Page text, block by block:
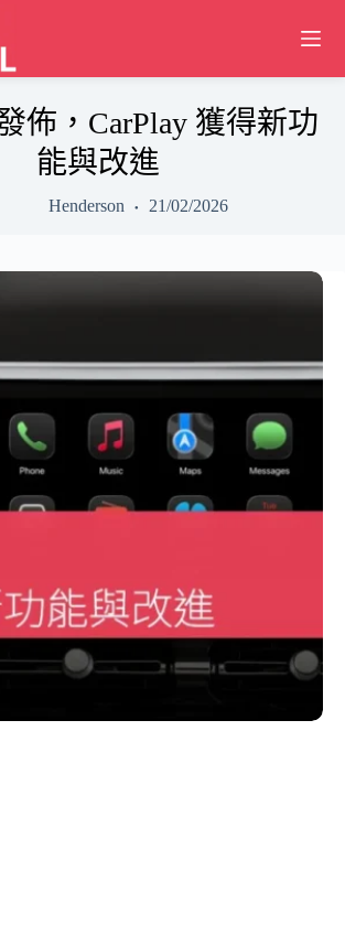
佈，CarPlay 獲得新功
能與改進
Henderson 21/02/2026